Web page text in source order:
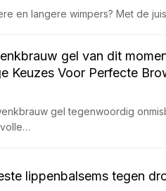
en langere wimpers? Met de
gel van dit
Keuzes Voor Perfecte
gel tegenwoordig
lippenbalsems tegen